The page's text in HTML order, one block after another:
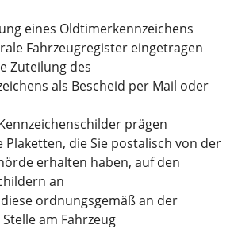
eines Oldtimerkennzeichens
Fahrzeugregister eingetragen
Zuteilung des
als Bescheid per Mail oder
prägen
Plaketten, die Sie postalisch von der
erhalten haben, auf den
an
ordnungsgemäß an der
am Fahrzeug